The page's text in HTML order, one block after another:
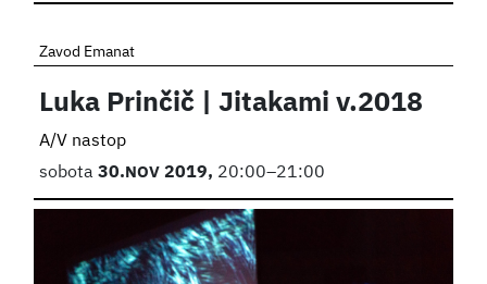
Zavod Emanat
Luka Prinčič | Jitakami v.2018
A/V nastop
sobota30. NOV2019, 20:00–21:00